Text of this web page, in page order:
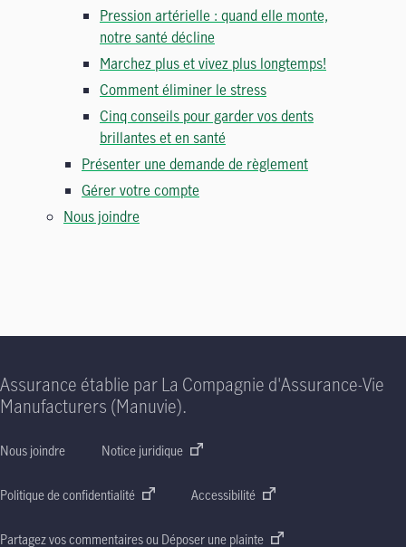
Pression artérielle : quand elle monte,
notre santé décline
Marchez plus et vivez plus longtemps!
Comment éliminer le stress
Cinq conseils pour garder vos dents
brillantes et en santé
Présenter une demande de règlement
Gérer votre compte
Nous joindre
Assurance établie par La Compagnie d'Assurance-Vie
Manufacturers (Manuvie).
Nous joindre Notice juridique
Politique de confidentialité Accessibilité
Partagez vos commentaires ou Déposer une plainte